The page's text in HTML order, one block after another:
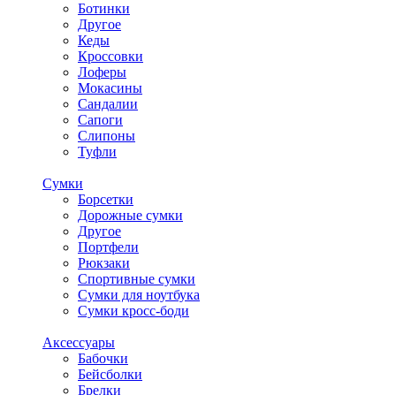
Ботинки
Другое
Кеды
Кроссовки
Лоферы
Мокасины
Сандалии
Сапоги
Слипоны
Туфли
Сумки
Борсетки
Дорожные сумки
Другое
Портфели
Рюкзаки
Спортивные сумки
Сумки для ноутбука
Сумки кросс-боди
Аксессуары
Бабочки
Бейсболки
Брелки